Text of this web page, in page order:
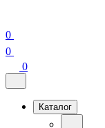
0
0
0
Каталог